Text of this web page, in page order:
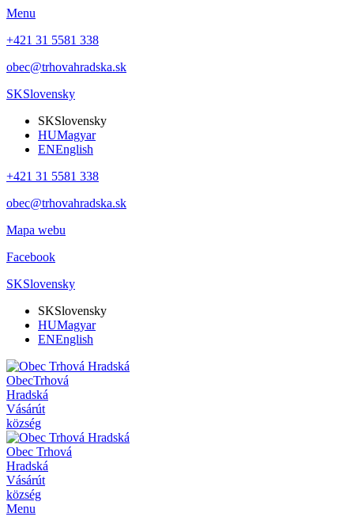
Menu
+421 31 5581 338
obec@trhovahradska.sk
SKSlovensky
SKSlovensky
HUMagyar
ENEnglish
+421 31 5581 338
obec@trhovahradska.sk
Mapa webu
Facebook
SKSlovensky
SKSlovensky
HUMagyar
ENEnglish
ObecTrhová
Hradská
Vásárút
község
Obec Trhová
Hradská
Vásárút
község
Menu